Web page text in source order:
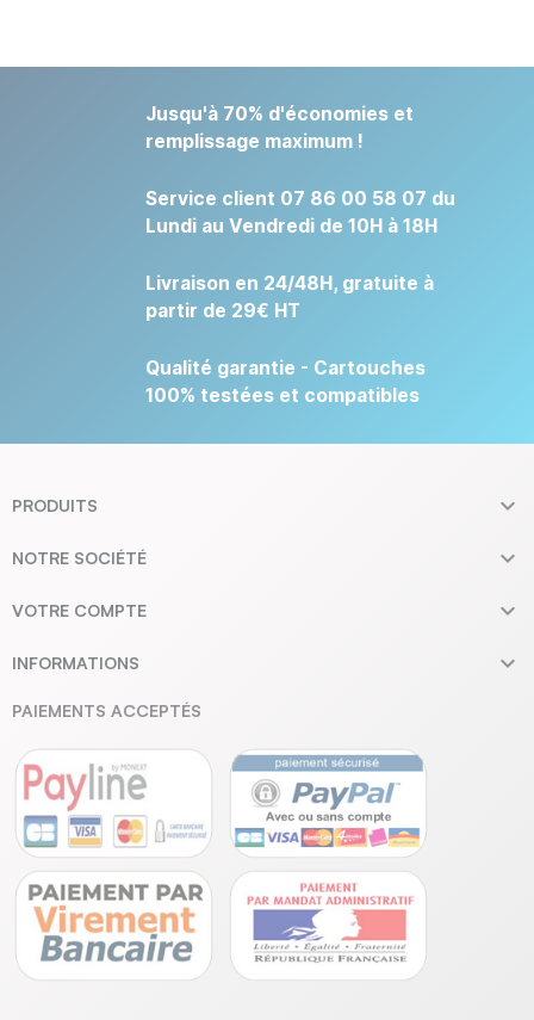
Jusqu'à 70% d'économies et
remplissage maximum !
Service client 07 86 00 58 07 du
Lundi au Vendredi de 10H à 18H
Livraison en 24/48H, gratuite à
partir de 29€ HT
Qualité garantie - Cartouches
100% testées et compatibles
PRODUITS 
NOTRE SOCIÉTÉ 
VOTRE COMPTE 
INFORMATIONS 
PAIEMENTS ACCEPTÉS